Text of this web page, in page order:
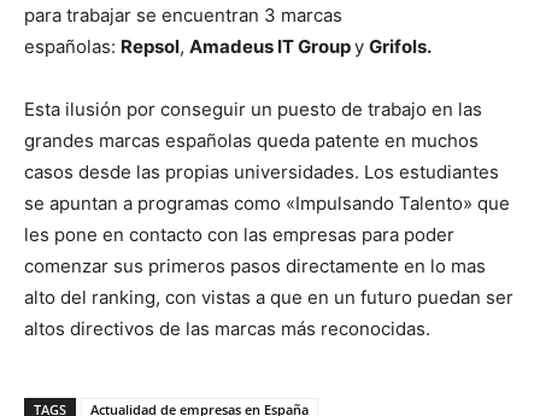
para trabajar se encuentran 3 marcas
españolas: Repsol, Amadeus IT Groupy Grifols.
Esta ilusión por conseguir un puesto de trabajo en las
grandes marcas españolas queda patente en muchos
casos desde las propias universidades. Los estudiantes
se apuntan a programas como «Impulsando Talento» que
les pone en contacto con las empresas para poder
comenzar sus primeros pasos directamente en lo mas
alto del ranking, con vistas a que en un futuro puedan ser
altos directivos de las marcas más reconocidas.
TAGS Actualidad de empresas en España